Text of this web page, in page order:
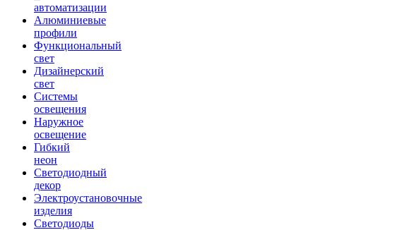
автоматизации
Алюминиевые
профили
Функциональный
свет
Дизайнерский
свет
Системы
освещения
Наружное
освещение
Гибкий
неон
Светодиодный
декор
Электроустановочные
изделия
Светодиоды